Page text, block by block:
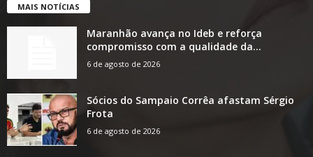
MAIS NOTÍCIAS
Maranhão avança no Ideb e reforça
compromisso com a qualidade da...
6 de agosto de 2026
Sócios do Sampaio Corrêa afastam Sérgio
Frota
6 de agosto de 2026